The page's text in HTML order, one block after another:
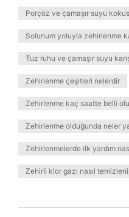
Porçöz ve çamaşır suyu
Solunum yoluyla zehirlenme
Tuz ruhu ve çamaşır suyu
Zehirlenme çeşitleri nelerdir
Zehirlenme kaç saatte belli
Zehirlenme olduğunda neler
Zehirlenmelerde ilk yardım
Zehirli klor gazı nasıl